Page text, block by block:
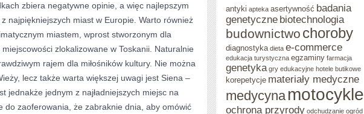
zbiera negatywne opinie, a więc najlepszym
najpiękniejszych miast w Europie. Warto również
miastem, wprost stworzonym dla
zlokalizowane w Toskanii. Naturalnie
rajem dla miłośników kultury. Nie można
lecz także warta większej uwagi jest Siena –
jednakże jednym z najładniejszych miejsc na
do zaoferowania, że zabraknie dnia, aby omówić
antyki apteka asertywność badania
genetyczne biotechnologia
budownictwo choroby
diagnostyka dieta e-commerce
edukacja turystyczna egzaminy farmacja
genetyka gry edukacyjne hotele butikowe
korepetycje materiały medyczne
medycyna motocykle
ochrona przyrody odchudzanie ogród